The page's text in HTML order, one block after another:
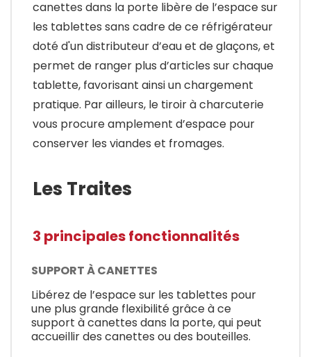
canettes dans la porte libère de l’espace sur
les tablettes sans cadre de ce réfrigérateur
doté d'un distributeur d’eau et de glaçons, et
permet de ranger plus d’articles sur chaque
tablette, favorisant ainsi un chargement
pratique. Par ailleurs, le tiroir à charcuterie
vous procure amplement d’espace pour
conserver les viandes et fromages.
Les Traites
3 principales fonctionnalités
SUPPORT À CANETTES
Libérez de l’espace sur les tablettes pour
une plus grande flexibilité grâce à ce
support à canettes dans la porte, qui peut
accueillir des canettes ou des bouteilles.